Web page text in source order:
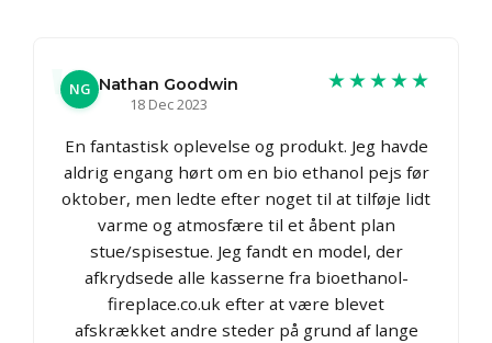
NG Nathan Goodwin
18 Dec 2023
★★★★★
En fantastisk oplevelse og produkt. Jeg havde
aldrig engang hørt om en bio ethanol pejs før
oktober, men ledte efter noget til at tilføje lidt
varme og atmosfære til et åbent plan
stue/spisestue. Jeg fandt en model, der
afkrydsede alle kasserne fra bioethanol-
fireplace.co.uk efter at være blevet
afskrækket andre steder på grund af lange